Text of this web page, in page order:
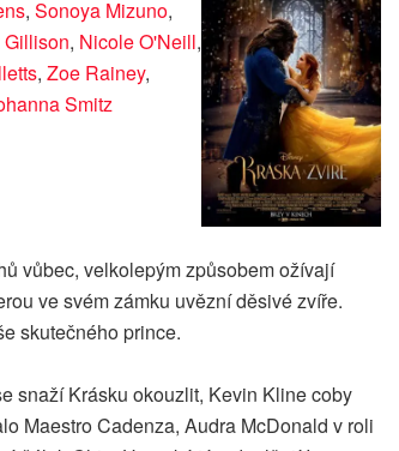
, Sonoya Mizuno,
, Nicole O'Neill,
, Zoe Rainey,
Smitz
vůbec, velkolepým způsobem ožívají
ve svém zámku uvězní děsivé zvíře.
skutečného prince.
snaží Krásku okouzlit, Kevin Kline coby
Maestro Cadenza, Audra McDonald v roli